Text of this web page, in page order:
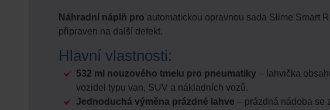
Náhradní náplň pro automatickou opravnou sada Slime Smart
připraven na další defekt.
Hlavní vlastnosti:
532 ml nouzového tmelu pro pneumatiky – lahvička
vozidel typu van, SUV a nákladních vozů.
Jednoduchá výměna prázdné lahve – prázdná nádoba se